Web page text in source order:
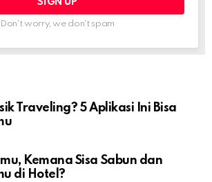
Don't worry, we don't spam
Traveling? 5 Aplikasi Ini Bisa
Kemana Sisa Sabun dan
di Hotel?